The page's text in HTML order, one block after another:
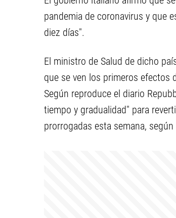
pandemia de coronavirus y que
diez días".
El ministro de Salud de dicho
que se ven los primeros efectos
Según reproduce el diario
tiempo y gradualidad" para
prorrogadas esta semana,